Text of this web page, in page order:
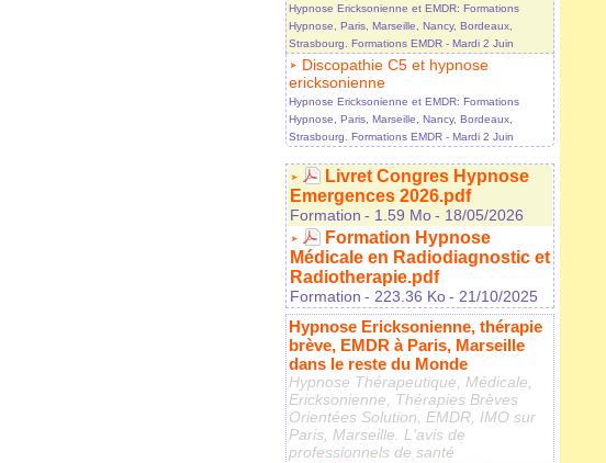
Hypnose Ericksonienne et EMDR: Formations
Hypnose, Paris, Marseille, Nancy, Bordeaux,
Strasbourg. Formations EMDR - Mardi 2 Juin
Discopathie C5 et hypnose
ericksonienne
Hypnose Ericksonienne et EMDR: Formations
Hypnose, Paris, Marseille, Nancy, Bordeaux,
Strasbourg. Formations EMDR - Mardi 2 Juin
Livret Congres Hypnose
Emergences 2026.pdf
Formation - 1.59 Mo- 18/05/2026
Formation Hypnose
Médicale en Radiodiagnostic et
Radiotherapie.pdf
Formation - 223.36 Ko- 21/10/2025
Hypnose Ericksonienne, thérapie
brève, EMDR à Paris, Marseille
dans le reste du Monde
Hypnose Thérapeutique, Médicale,
Ericksonienne, Thérapies Brèves
Orientées Solution, EMDR, IMO sur
Paris, Marseille. L'avis de
professionnels de santé